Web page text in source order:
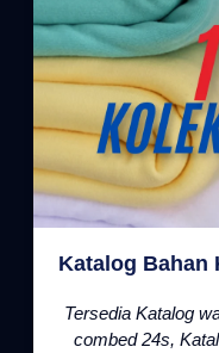
Katalog Bahan
Tersedia Katalog
combed 24s,